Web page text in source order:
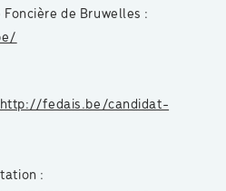
de Bruwelles :
http://fedais.be/candidat-
: